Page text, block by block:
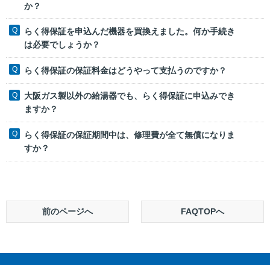
か？
らく得保証を申込んだ機器を買換えました。何か手続き
は必要でしょうか？
らく得保証の保証料金はどうやって支払うのですか？
大阪ガス製以外の給湯器でも、らく得保証に申込みでき
ますか？
らく得保証の保証期間中は、修理費が全て無償になりま
すか？
前のページへ FAQTOPへ